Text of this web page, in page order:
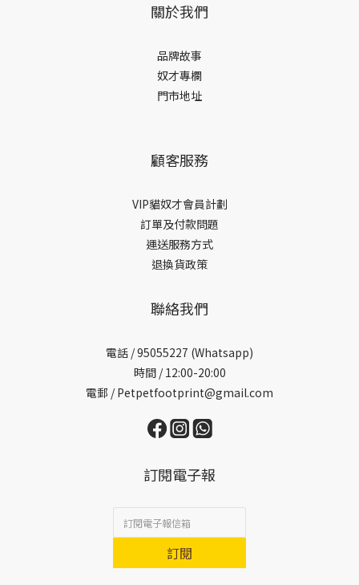
關於我們
品牌故事
奴才專欄
門市地址
顧客服務
VIP貓奴才會員計劃
訂單及付款問題
運送服務方式
退換貨政策
聯絡我們
電話 /95055227 (Whatsapp)
時間 / 12:00-20:00
電郵 / Petpetfootprint@gmail.com
訂閱電子報
訂閱